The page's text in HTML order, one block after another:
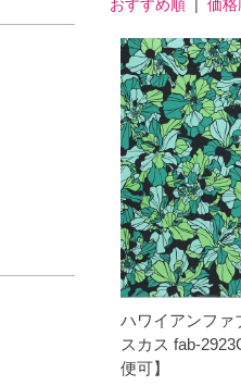
おすすめ順| 価格
ハワイアンファ
スカス fab-
便可】